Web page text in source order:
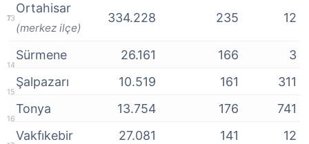
Ortahisar
(merkez ilçe)
334.228 235 12
Sürmene 26.161 166
3
Şalpazarı
10.519 161
311
Tonya
13.754 176
741
Vakfıkebir
27.081 141
12